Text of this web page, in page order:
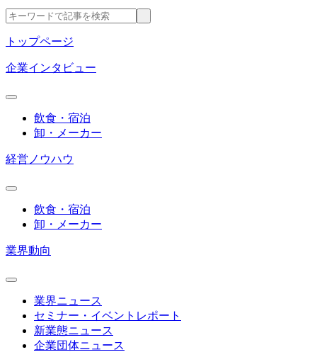
トップページ
企業インタビュー
飲食・宿泊
卸・メーカー
経営ノウハウ
飲食・宿泊
卸・メーカー
業界動向
業界ニュース
セミナー・イベントレポート
新業態ニュース
企業団体ニュース